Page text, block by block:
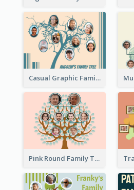
Casual Graphic Family Tree2
Pink Round Family Tree with Background